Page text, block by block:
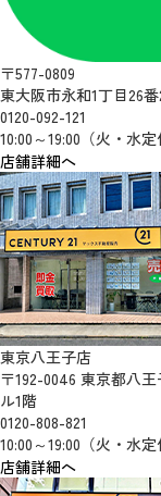
〒577-0809
東大阪市永和1丁目26
0120-092-121
10:00～19:00（火・水定
店舗詳細へ
東京八王子店
〒192-0046 東京都八
ル1階
0120-808-821
10:00～19:00（火・水定
店舗詳細へ